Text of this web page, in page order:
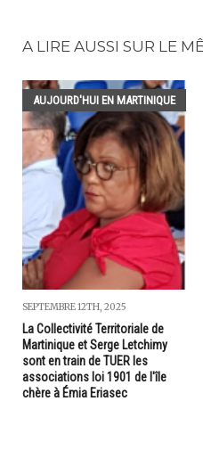
A LIRE AUSSI SUR LE
AUJOURD'HUI EN MARTINIQUE
SEPTEMBRE 12TH, 2025
La Collectivité Territoriale de
Martinique et Serge Letchimy
sont en train de TUER les
associations loi 1901 de l'île
chère à Émia Eriasec